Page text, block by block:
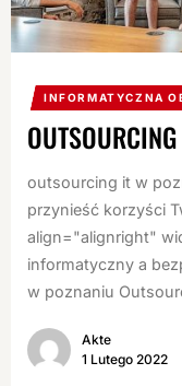
INFORMATYCZNA
outsourcing it w
przynieść korzyści
align="alignright"
informatyczny a
w poznaniu
Akte
1 Lutego 2022